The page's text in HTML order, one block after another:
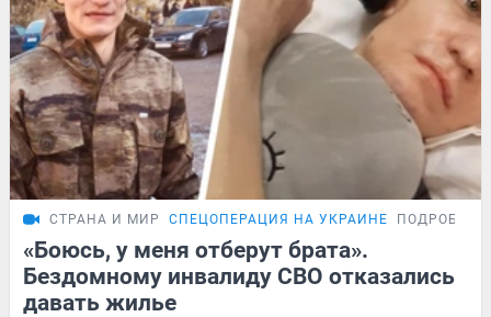
СТРАНА И МИР СПЕЦОПЕРАЦИЯ НА УКРАИНЕ
«Боюсь, у меня отберут брата».
Бездомному инвалиду СВО отказались
давать жилье